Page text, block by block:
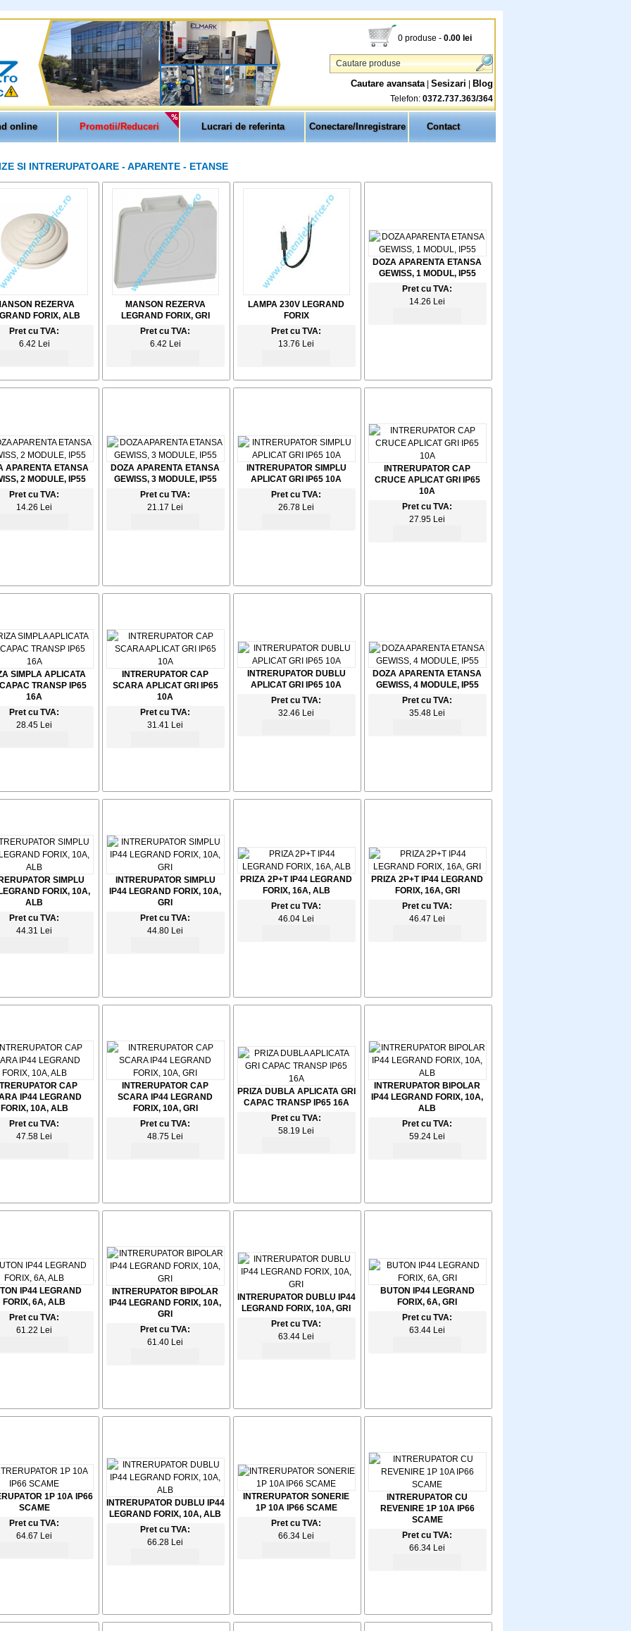
0 produse - 0.00lei
online Promotii/Reduceri Lucrari de referinta Conectare/Inregistrare Contact
Cautare avansata| Sesizari Blog
Telefon: 0372.737.363/364
SI INTRERUPATOARE - APARENTE - ETANSE
REZERVA
FORIX, ALB
Pret cu TVA:
6.42 Lei
MANSON REZERVA
LEGRAND FORIX, GRI
Pret cu TVA:
6.42 Lei
LAMPA 230V LEGRAND
FORIX
Pret cu TVA:
13.76 Lei
DOZA APARENTA ETANSA
GEWISS, 1 MODUL, IP55
Pret cu TVA:
14.26 Lei
APARENTA ETANSA
2 MODULE, IP55
Pret cu TVA:
14.26 Lei
DOZA APARENTA ETANSA
GEWISS, 3 MODULE, IP55
Pret cu TVA:
21.17 Lei
INTRERUPATOR SIMPLU
APLICAT GRI IP65 10A
Pret cu TVA:
26.78 Lei
INTRERUPATOR CAP
CRUCE APLICAT GRI IP65
10A
Pret cu TVA:
27.95 Lei
SIMPLA APLICATA
TRANSP IP65
16A
Pret cu TVA:
28.45 Lei
INTRERUPATOR CAP
SCARA APLICAT GRI IP65
10A
Pret cu TVA:
31.41 Lei
INTRERUPATOR DUBLU
APLICAT GRI IP65 10A
Pret cu TVA:
32.46 Lei
DOZA APARENTA ETANSA
GEWISS, 4 MODULE, IP55
Pret cu TVA:
35.48 Lei
SIMPLU
FORIX, 10A,
ALB
Pret cu TVA:
44.31 Lei
INTRERUPATOR SIMPLU
IP44 LEGRAND FORIX, 10A,
GRI
Pret cu TVA:
44.80 Lei
PRIZA 2P+T IP44 LEGRAND
FORIX, 16A, ALB
Pret cu TVA:
46.04 Lei
PRIZA 2P+T IP44 LEGRAND
FORIX, 16A, GRI
Pret cu TVA:
46.47 Lei
CAP
IP44 LEGRAND
FORIX, 10A, ALB
Pret cu TVA:
47.58 Lei
INTRERUPATOR CAP
SCARA IP44 LEGRAND
FORIX, 10A, GRI
Pret cu TVA:
48.75 Lei
PRIZA DUBLA APLICATA GRI
CAPAC TRANSP IP65 16A
Pret cu TVA:
58.19 Lei
INTRERUPATOR BIPOLAR
IP44 LEGRAND FORIX, 10A,
ALB
Pret cu TVA:
59.24 Lei
IP44 LEGRAND
FORIX, 6A, ALB
Pret cu TVA:
61.22 Lei
INTRERUPATOR BIPOLAR
IP44 LEGRAND FORIX, 10A,
GRI
Pret cu TVA:
61.40 Lei
INTRERUPATOR DUBLU IP44
LEGRAND FORIX, 10A, GRI
Pret cu TVA:
63.44 Lei
BUTON IP44 LEGRAND
FORIX, 6A, GRI
Pret cu TVA:
63.44 Lei
1P 10A IP66
SCAME
Pret cu TVA:
64.67 Lei
INTRERUPATOR DUBLU IP44
LEGRAND FORIX, 10A, ALB
Pret cu TVA:
66.28 Lei
INTRERUPATOR SONERIE
1P 10A IP66 SCAME
Pret cu TVA:
66.34 Lei
INTRERUPATOR CU
REVENIRE 1P 10A IP66
SCAME
Pret cu TVA:
66.34 Lei